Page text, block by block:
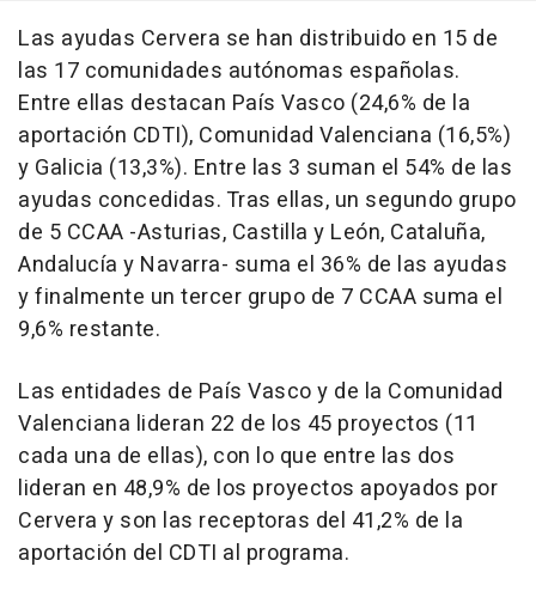
Las ayudas Cervera se han distribuido en 15 de
las 17 comunidades autónomas españolas.
Entre ellas destacan País Vasco (24,6% de la
aportación CDTI), Comunidad Valenciana (16,5%)
y Galicia (13,3%). Entre las 3 suman el 54% de las
ayudas concedidas. Tras ellas, un segundo grupo
de 5 CCAA -Asturias, Castilla y León, Cataluña,
Andalucía y Navarra- suma el 36% de las ayudas
y finalmente un tercer grupo de 7 CCAA suma el
9,6% restante.
Las entidades de País Vasco y de la Comunidad
Valenciana lideran 22 de los 45 proyectos (11
cada una de ellas), con lo que entre las dos
lideran en 48,9% de los proyectos apoyados por
Cervera y son las receptoras del 41,2% de la
aportación del CDTI al programa.